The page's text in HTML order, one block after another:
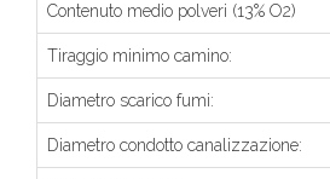
Contenuto medio polveri (13% O2)
Tiraggio minimo camino:
Diametro scarico fumi:
Diametro condotto canalizzazione: